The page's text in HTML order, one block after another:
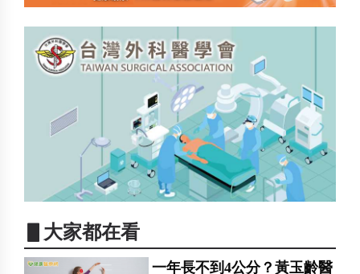
▋大家都在看
一年長不到4公分？黃玉齡醫